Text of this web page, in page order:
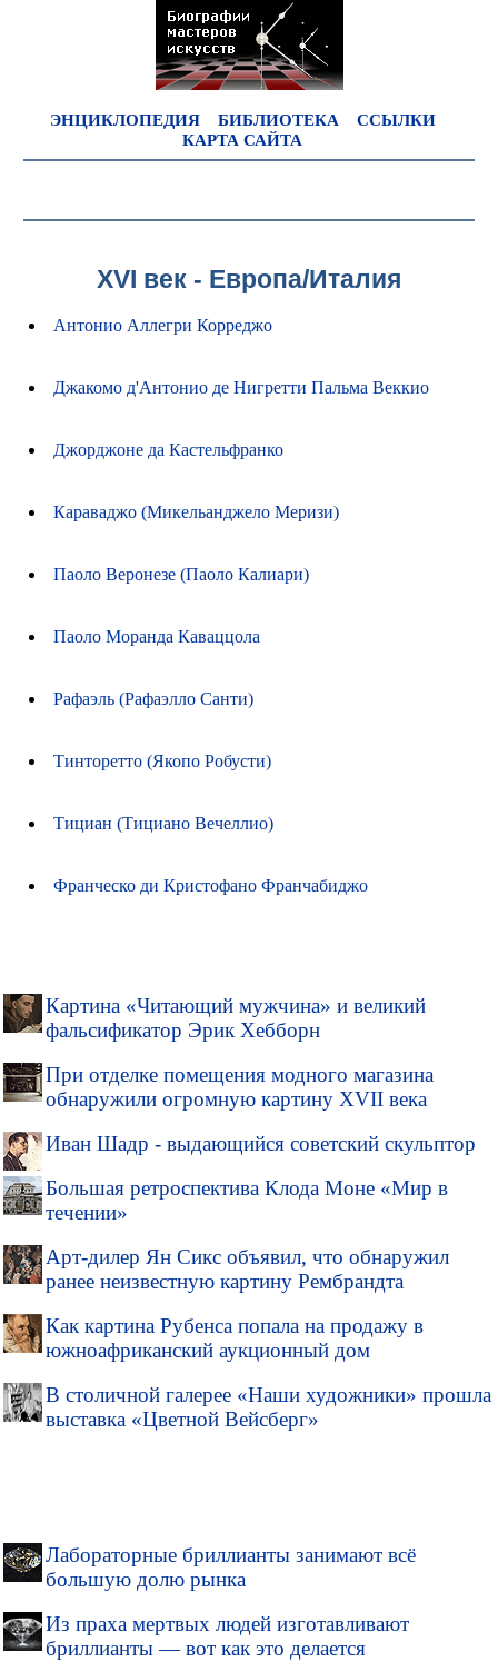
ЭНЦИКЛОПЕДИЯ БИБЛИОТЕКА
ССЫЛКИ
КАРТА САЙТА
XVI век - Европа/Италия
Антонио Аллегри Корреджо
Джакомо д'Антонио де Нигретти Пальма Веккио
Джорджоне да Кастельфранко
Караваджо (Микельанджело Меризи)
Паоло Веронезе (Паоло Калиари)
Паоло Моранда Каваццола
Рафаэль (Рафаэлло Санти)
Тинторетто (Якопо Робусти)
Тициан (Тициано Вечеллио)
Франческо ди Кристофано Франчабиджо
Картина «Читающий мужчина» и великий
фальсификатор Эрик Хебборн
При отделке помещения модного магазина
обнаружили огромную картину XVII века
Иван Шадр - выдающийся советский скульптор
Большая ретроспектива Клода Моне «Мир в
течении»
Арт-дилер Ян Сикс объявил, что обнаружил
ранее неизвестную картину Рембрандта
Как картина Рубенса попала на продажу в
южноафриканский аукционный дом
В столичной галерее «Наши художники» прошла
выставка «Цветной Вейсберг»
Лабораторные бриллианты занимают всё
большую долю рынка
Из праха мертвых людей изготавливают
бриллианты — вот как это делается